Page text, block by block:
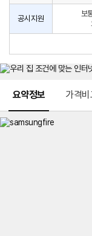
원
선
택
약
정
사
인
법
공시지원
보
요약정보 가격비